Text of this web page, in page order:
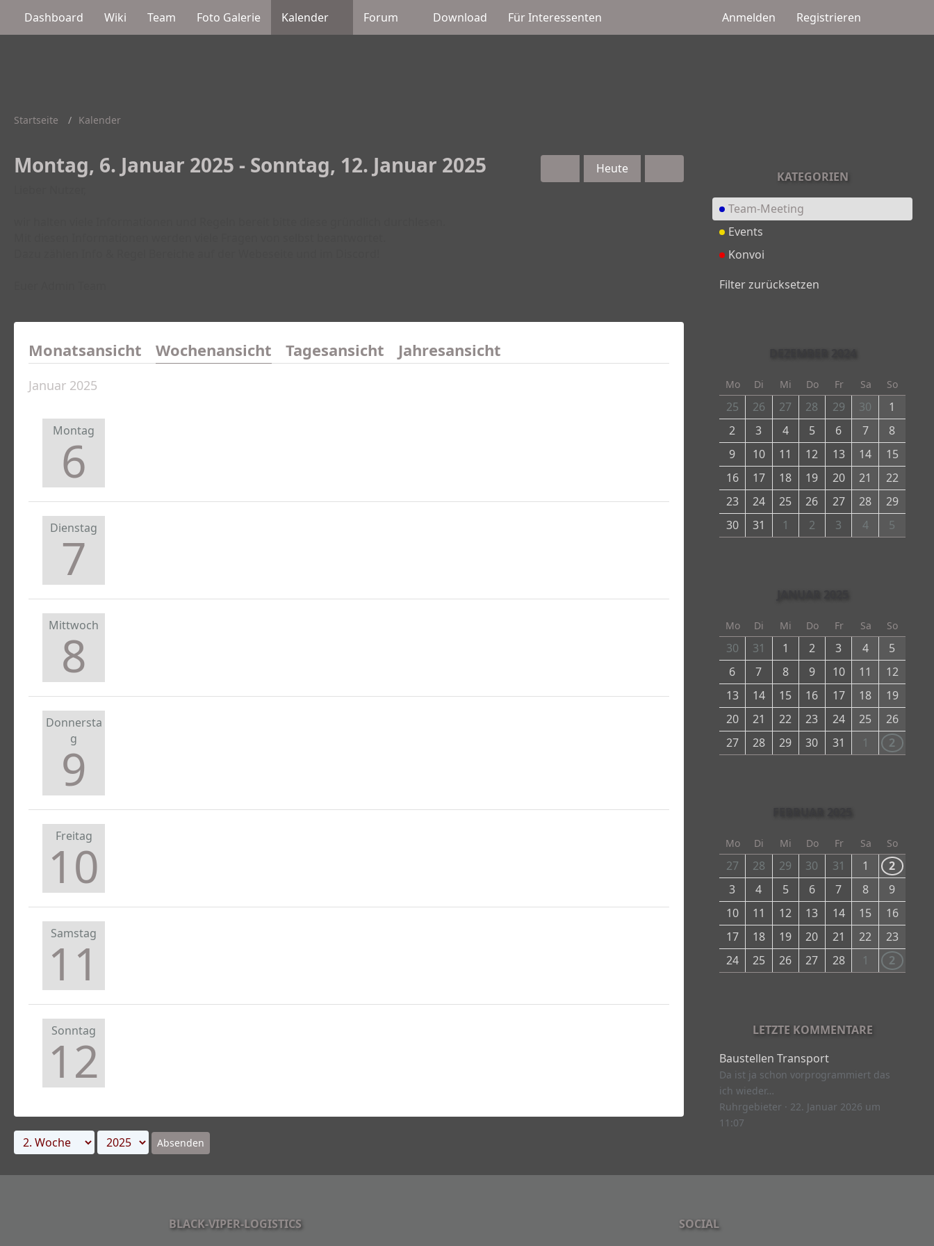
Dashboard Wiki Team Foto Galerie Kalender Forum Download Für Interessenten Anmelden Registrieren
Startseite Kalender
Montag, 6. Januar 2025 - Sonntag, 12. Januar 2025
Heute
Monatsansicht Wochenansicht Tagesansicht Jahresansicht
Januar 2025
Montag
6
Dienstag
7
Mittwoch
8
Donnersta
g
9
Freitag
10
Samstag
11
Sonntag
12
Absenden
KATEGORIEN
Team-Meeting
Events
Konvoi
Filter zurücksetzen
Mo Di Mi Do Fr Sa So
25 26 27 28 29 30
1
2
3 4 5 6 7
8
9
10 11 12 13 14
15
16
17 18 19 20 21
22
23
24 25 26 27 28
29
30
31 1 2 3 4 5
Mo Di Mi Do Fr Sa So
30 31 1 2 3 4
5
6
7 8 9 10 11
12
13
14 15 16 17 18
19
20
21 22 23 24 25
26
27
28 29 30 31 1 2
Mo Di Mi Do Fr Sa So
27 28 29 30 31 1
2
3
4 5 6 7 8
9
10
11 12 13 14 15
16
17
18 19 20 21 22
23
24
25 26 27 28 1 2
LETZTE KOMMENTARE
Baustellen Transport
Da ist ja schon vorprogrammiert das
ich wieder…
Ruhrgebieter
22. Januar 2026 um
11:07
BLACK-VIPER-LOGISTICS
SOCIAL